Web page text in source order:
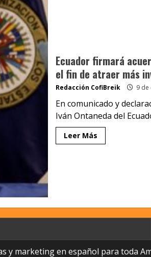
Ecuador firmará
el fin de atraer más
Redacción CofiBreik 9 de
En comunicado y
Iván Ontaneda del
Leer Más
y marketing en español para toda